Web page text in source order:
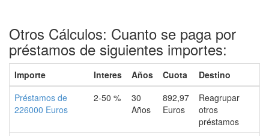
Otros Cálculos: Cuanto se paga por
préstamos de siguientes importes:
Importe Interes Años Cuota
Destino
Préstamos de
226000 Euros
2-50 %
30
Años
892,97
Euros
Reagrupar
otros
préstamos